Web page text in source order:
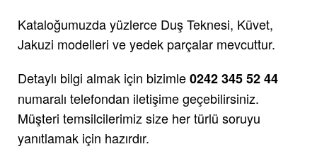
Kataloğumuzda yüzlerce Duş Teknesi, Küvet,
Jakuzi modelleri ve yedek parçalar mevcuttur.
Detaylı bilgi almak için bizimle0242 345 52 44
numaralı telefondan iletişime geçebilirsiniz.
Müşteri temsilcilerimiz size her türlü soruyu
yanıtlamak için hazırdır.